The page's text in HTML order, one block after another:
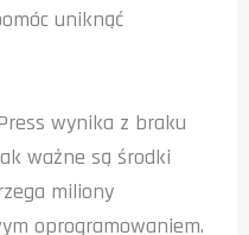
uniknąć
wynika z braku
ważne są środki
miliony
oprogramowaniem.